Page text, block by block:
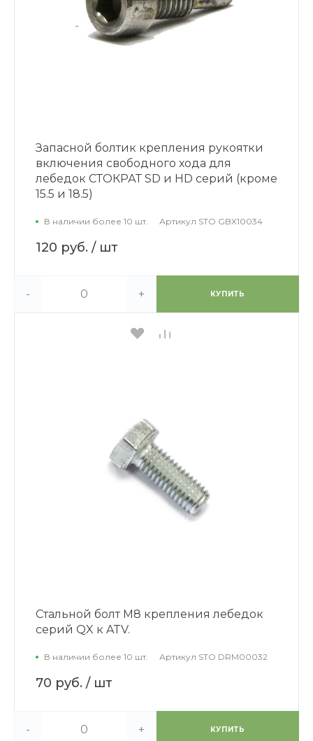
Запасной болтик крепления рукоятки
включения свободного хода для
лебедок СТОКРАТ SD и HD серий (кроме
15.5 и 18.5)
В наличии более 10 шт. Артикул STO GBX10034
120 руб. / шт
- + КУПИТЬ
Стальной болт М8 крепления лебедок
серий QX к ATV.
В наличии более 10 шт. Артикул STO DRM00032
70 руб. / шт
- + КУПИТЬ